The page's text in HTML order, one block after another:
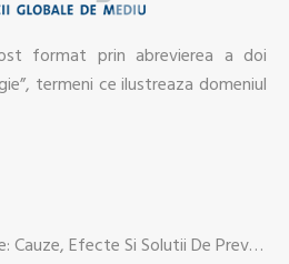
format prin abrevierea a doi
termeni ce ilustreaza domeniul
Poluarea Apelor Subterane: Cauze, Efecte Si Solutii De Prevenire